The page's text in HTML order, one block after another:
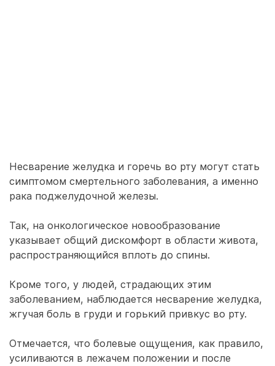
Несварение желудка и горечь во рту могут стать
симптомом смертельного заболевания, а именно
рака поджелудочной железы.
Так, на онкологическое новообразование
указывает общий дискомфорт в области живота,
распространяющийся вплоть до спины.
Кроме того, у людей, страдающих этим
заболеванием, наблюдается несварение желудка,
жгучая боль в груди и горький привкус во рту.
Отмечается, что болевые ощущения, как правило,
усиливаются в лежачем положении и после